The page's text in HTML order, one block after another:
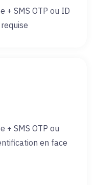
+ SMS OTP ou ID
+ SMS OTP ou
en face